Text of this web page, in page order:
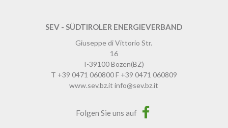
SEV - SÜDTIROLER ENERGIEVERBAND
Giuseppe di Vittorio Str.
16
I-39100Bozen(BZ)
T +39 0471 060800F +39 0471 060809
www.sev.bz.it info@sev.bz.it
Folgen Sie uns auf